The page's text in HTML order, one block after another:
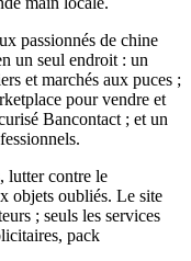
passionnés de chine
un seul endroit : un
et marchés aux puces ;
pour vendre et
Bancontact ; et un
lutter contre le
objets oubliés. Le site
; seuls les services
pack